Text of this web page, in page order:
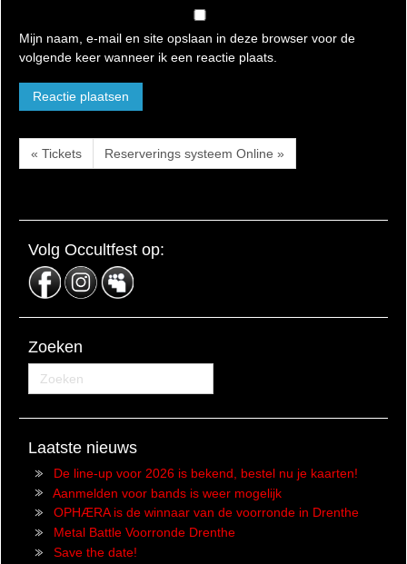
Mijn naam, e-mail en site opslaan in deze browser voor de
volgende keer wanneer ik een reactie plaats.
« Tickets Reserverings systeem Online »
Volg Occultfest op:
Zoeken
Laatste nieuws
De line-up voor 2026 is bekend, bestel nu je kaarten!
Aanmelden voor bands is weer mogelijk
OPHÆRA is de winnaar van de voorronde in Drenthe
Metal Battle Voorronde Drenthe
Save the date!